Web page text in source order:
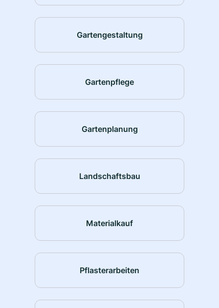
Gartengestaltung
Gartenpflege
Gartenplanung
Landschaftsbau
Materialkauf
Pflasterarbeiten